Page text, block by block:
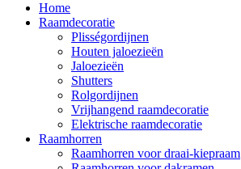
Home
Raamdecoratie
Plisségordijnen
Houten jaloezieën
Jaloezieën
Shutters
Rolgordijnen
Vrijhangend raamdecoratie
Elektrische raamdecoratie
Raamhorren
Raamhorren voor draai-kiepraam